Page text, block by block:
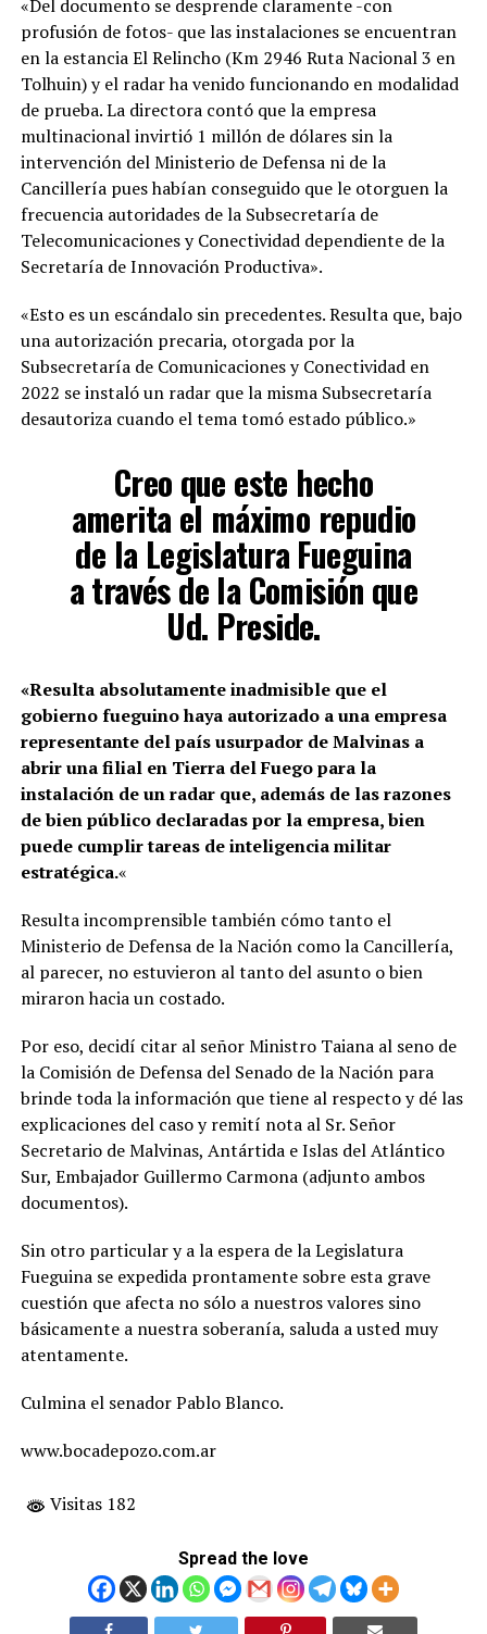
«Del documento se desprende claramente -con
profusión de fotos- que las instalaciones se encuentran
en la estancia El Relincho (Km 2946 Ruta Nacional 3 en
Tolhuin) y el radar ha venido funcionando en modalidad
de prueba. La directora contó que la empresa
multinacional invirtió 1 millón de dólares sin la
intervención del Ministerio de Defensa ni de la
Cancillería pues habían conseguido que le otorguen la
frecuencia autoridades de la Subsecretaría de
Telecomunicaciones y Conectividad dependiente de la
Secretaría de Innovación Productiva».
«Esto es un escándalo sin precedentes. Resulta que, bajo
una autorización precaria, otorgada por la
Subsecretaría de Comunicaciones y Conectividad en
2022 se instaló un radar que la misma Subsecretaría
desautoriza cuando el tema tomó estado público.»
Creo que este hecho
amerita el máximo repudio
de la Legislatura Fueguina
a través de la Comisión que
Ud. Preside.
«Resulta absolutamente inadmisible que el
gobierno fueguino haya autorizado a una empresa
representante del país usurpador de Malvinas a
abrir una filial en Tierra del Fuego para la
instalación de un radar que, además de las razones
de bien público declaradas por la empresa, bien
puede cumplir tareas de inteligencia militar
estratégica.«
Resulta incomprensible también cómo tanto el
Ministerio de Defensa de la Nación como la Cancillería,
al parecer, no estuvieron al tanto del asunto o bien
miraron hacia un costado.
Por eso, decidí citar al señor Ministro Taiana al seno de
la Comisión de Defensa del Senado de la Nación para
brinde toda la información que tiene al respecto y dé las
explicaciones del caso y remití nota al Sr. Señor
Secretario de Malvinas, Antártida e Islas del Atlántico
Sur, Embajador Guillermo Carmona (adjunto ambos
documentos).
Sin otro particular y a la espera de la Legislatura
Fueguina se expedida prontamente sobre esta grave
cuestión que afecta no sólo a nuestros valores sino
básicamente a nuestra soberanía, saluda a usted muy
atentamente.
Culmina el senador Pablo Blanco.
www.bocadepozo.com.ar
Visitas 182
Spread the love